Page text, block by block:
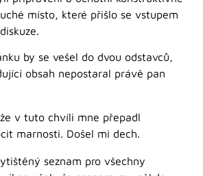
místo, které přišlo se vstupem
by se vešel do dvou odstavců,
obsah nepostaral právě pan
v tuto chvíli mne přepadl
marnosti. Došel mi dech.
seznam pro všechny